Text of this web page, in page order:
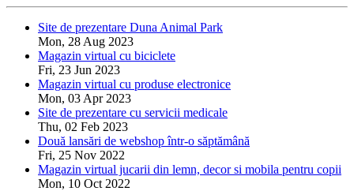
Site de prezentare Duna Animal Park
Mon, 28 Aug 2023
Magazin virtual cu biciclete
Fri, 23 Jun 2023
Magazin virtual cu produse electronice
Mon, 03 Apr 2023
Site de prezentare cu servicii medicale
Thu, 02 Feb 2023
Două lansări de webshop într-o săptămână
Fri, 25 Nov 2022
Magazin virtual jucarii din lemn, decor si mobila pentru copii
Mon, 10 Oct 2022